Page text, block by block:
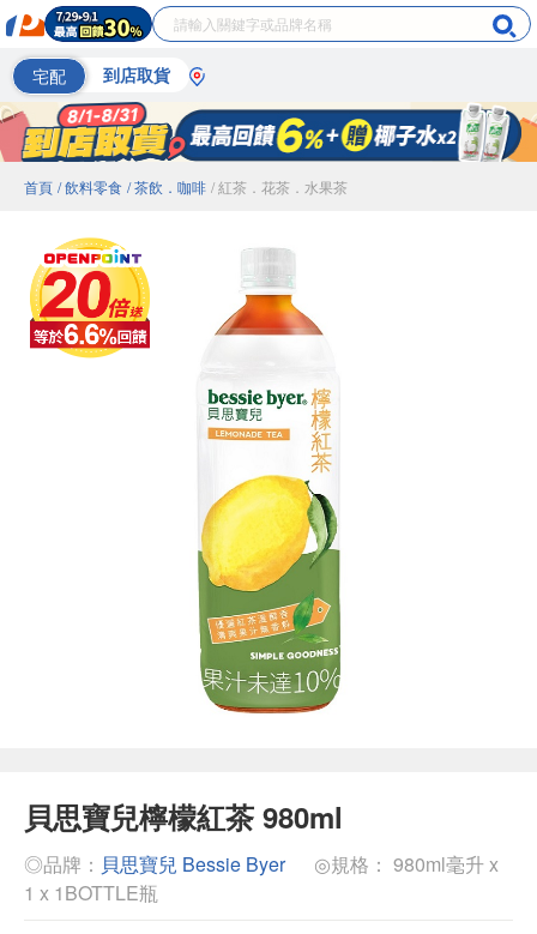
宅配 到店取貨
首頁 / 飲料零食 / 茶飲．咖啡 / 紅茶．花茶．水果茶
貝思寶兒檸檬紅茶 980ml
◎品牌： 貝思寶兒 Bessie Byer
◎規格： 980ml毫升 x
1 x 1BOTTLE瓶